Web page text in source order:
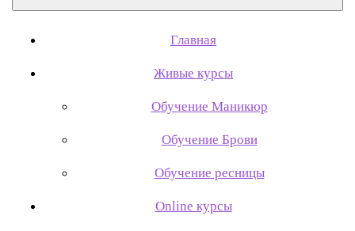
Главная
Живые курсы
Обучение Маникюр
Обучение Брови
Обучение ресницы
Online курсы